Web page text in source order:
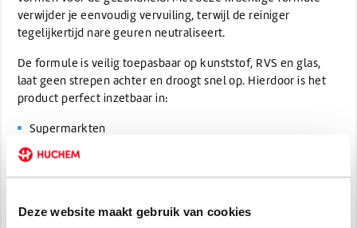
Deze website maakt gebruik van cookies
verwijder je eenvoudig vervuiling, terwijl de reiniger
tegelijkertijd nare geuren neutraliseert.
De formule is veilig toepasbaar op kunststof, RVS en glas,
laat geen strepen achter en droogt snel op. Hierdoor is het
product perfect inzetbaar in:
Supermarkten
Horeca keukens
Thuisgebruik